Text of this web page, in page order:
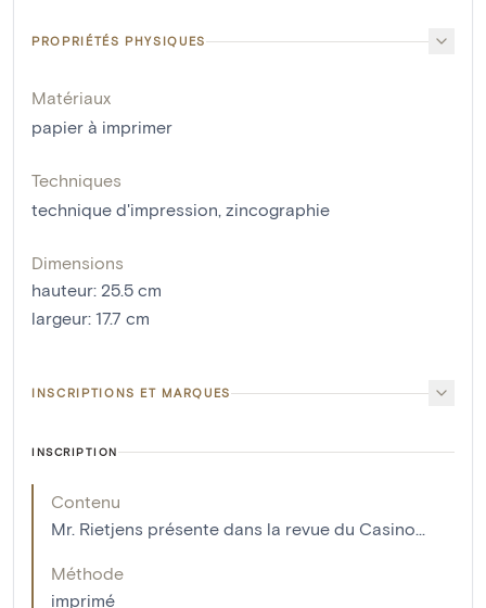
PROPRIÉTÉS PHYSIQUES
Matériaux
papier à imprimer
Techniques
technique d'impression, zincographie
Dimensions
hauteur: 25.5 cm
largeur: 17.7 cm
INSCRIPTIONS ET MARQUES
INSCRIPTION
Contenu
Mr. Rietjens présente dans la revue du Casino...
Méthode
imprimé